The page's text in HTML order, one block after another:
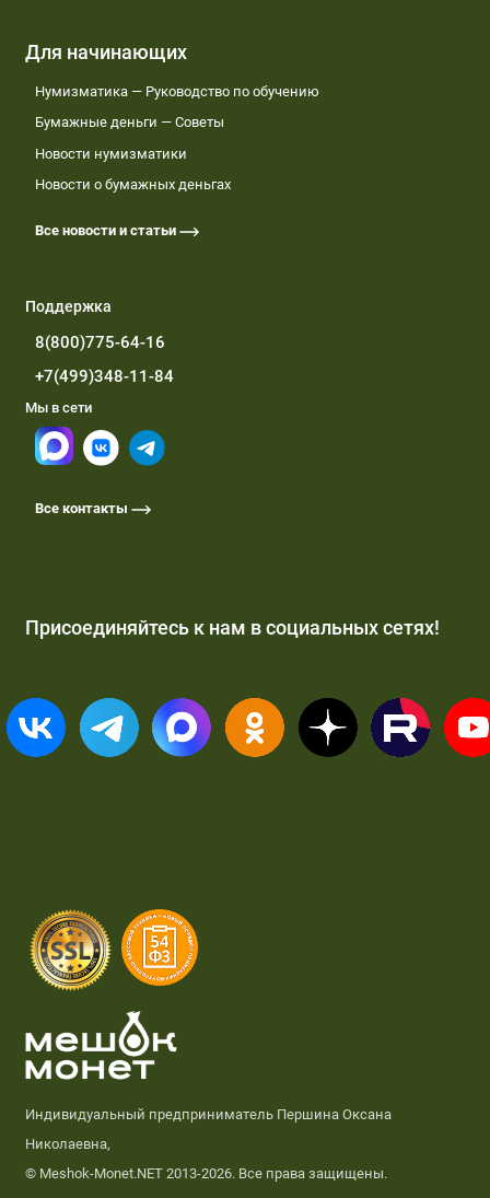
Для начинающих
Нумизматика — Руководство по обучению
Бумажные деньги — Советы
Новости нумизматики
Новости о бумажных деньгах
Все новости и статьи
Поддержка
8(800)775-64-16
+7(499)348-11-84
Мы в сети
Все контакты
Присоединяйтесь к нам в социальных сетях!
Индивидуальный предприниматель Першина Оксана
Николаевна,
© Meshok-Monet.NET 2013-2026. Все права защищены.